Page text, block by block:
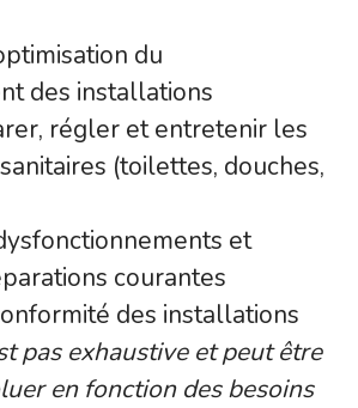
du
des installations
régler et entretenir les
(toilettes, douches,
et
courantes
des installations
pas exhaustive et peut être
en fonction des besoins